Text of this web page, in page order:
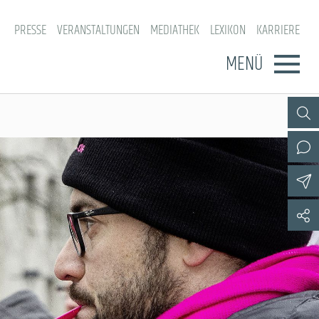
PRESSE VERANSTALTUNGEN MEDIATHEK LEXIKON KARRIERE
MENÜ